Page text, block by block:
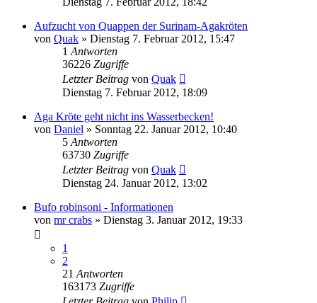
Aufzucht von Quappen der Surinam-Agakröten
von Quak » Dienstag 7. Februar 2012, 15:47
1 Antworten
36226 Zugriffe
Letzter Beitrag von Quak
Dienstag 7. Februar 2012, 18:09
Aga Kröte geht nicht ins Wasserbecken!
von Daniel » Sonntag 22. Januar 2012, 10:40
5 Antworten
63730 Zugriffe
Letzter Beitrag von Quak
Dienstag 24. Januar 2012, 13:02
Bufo robinsoni - Informationen
von mr crabs » Dienstag 3. Januar 2012, 19:33
1
2
21 Antworten
163173 Zugriffe